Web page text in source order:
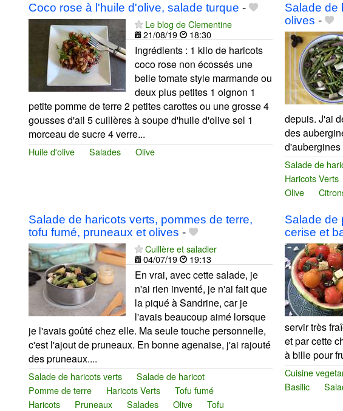
Coco rose à l'huile d'olive, salade turque -
Le blog de Clementine
21/08/19
18:30
Ingrédients : 1 kilo de haricots
coco rose non écossés une
belle tomate style marmande ou
deux plus petites 1 oignon 1
petite pomme de terre 2 petites carottes ou une grosse 4
gousses d'ail 5 cuillères à soupe d'huile d'olive sel 1
morceau de sucre 4 verre...
Huile d'olive Salades Olive
Salade de
olives -
depuis. J'ai
des
Salade de
Haricots Verts
Olive
Salade de haricots verts, pommes de terre,
tofu fumé, pruneaux et olives -
Cuillère et saladier
04/07/19
19:13
En vrai, avec cette salade, je
n'ai rien inventé, je n'ai fait que
la piqué à Sandrine, car je
l'avais beaucoup aimé lorsque
je l'avais goûté chez elle. Ma seule touche personnelle,
c'est l'ajout de pruneaux. En bonne agenaise, j'ai rajouté
des pruneaux....
Salade de haricots verts
Salade de haricot
Pomme de terre
Haricots Verts
Tofu fumé
Haricots
Pruneaux Salades Olive Tofu
Salade de
cerise et
servir très
et par cette
à bille pour
Cuisine
Basilic